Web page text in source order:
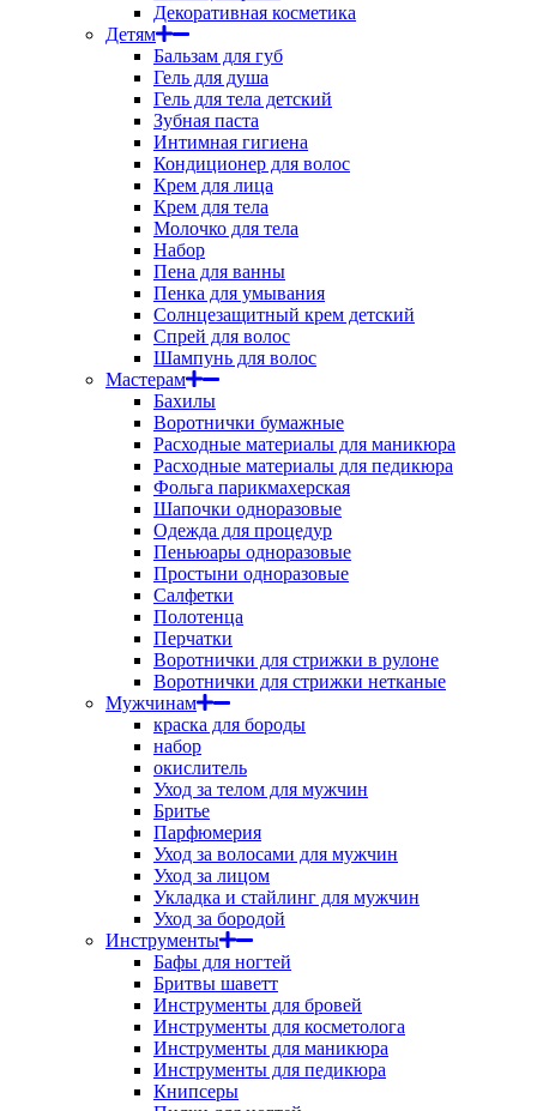
Декоративная косметика
Детям
Бальзам для губ
Гель для душа
Гель для тела детский
Зубная паста
Интимная гигиена
Кондиционер для волос
Крем для лица
Крем для тела
Молочко для тела
Набор
Пена для ванны
Пенка для умывания
Солнцезащитный крем детский
Спрей для волос
Шампунь для волос
Мастерам
Бахилы
Воротнички бумажные
Расходные материалы для маникюра
Расходные материалы для педикюра
Фольга парикмахерская
Шапочки одноразовые
Одежда для процедур
Пеньюары одноразовые
Простыни одноразовые
Салфетки
Полотенца
Перчатки
Воротнички для стрижки в рулоне
Воротнички для стрижки нетканые
Мужчинам
краска для бороды
набор
окислитель
Уход за телом для мужчин
Бритье
Парфюмерия
Уход за волосами для мужчин
Уход за лицом
Укладка и стайлинг для мужчин
Уход за бородой
Инструменты
Бафы для ногтей
Бритвы шаветт
Инструменты для бровей
Инструменты для косметолога
Инструменты для маникюра
Инструменты для педикюра
Книпсеры